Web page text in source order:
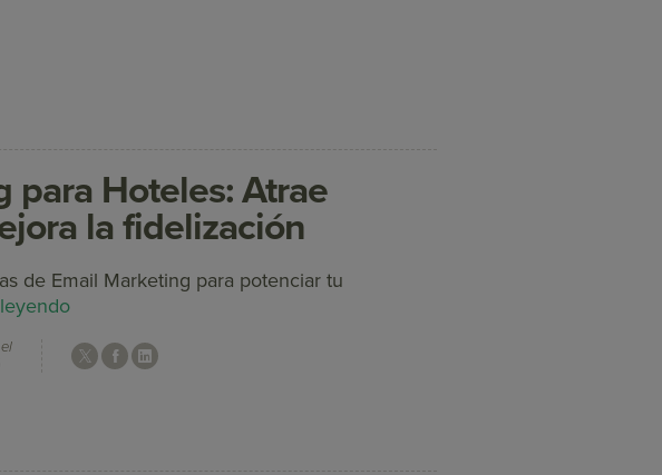
para Hoteles: Atrae
la fidelización
de Email Marketing para potenciar tu